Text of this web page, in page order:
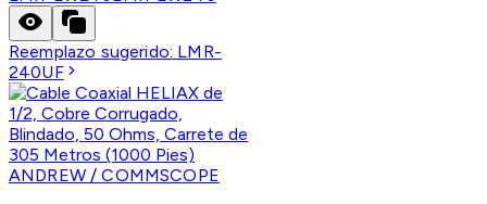
Reemplazo sugerido: LMR-
240UF
ANDREW / COMMSCOPE